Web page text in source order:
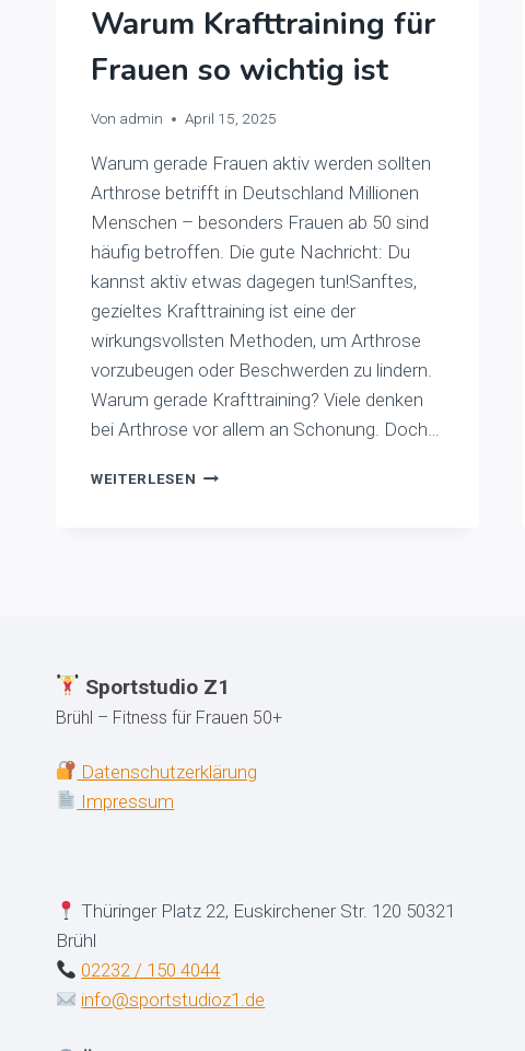
Warum Krafttraining für
Frauen so wichtig ist
Von admin April 15, 2025
Warum gerade Frauen aktiv werden sollten
Arthrose betrifft in Deutschland Millionen
Menschen – besonders Frauen ab 50 sind
häufig betroffen. Die gute Nachricht: Du
kannst aktiv etwas dagegen tun!Sanftes,
gezieltes Krafttraining ist eine der
wirkungsvollsten Methoden, um Arthrose
vorzubeugen oder Beschwerden zu lindern.
Warum gerade Krafttraining? Viele denken
bei Arthrose vor allem an Schonung. Doch…
WEITERLESEN AKTIV
WICHTIG
Sportstudio Z1
Brühl – Fitness für Frauen 50+
Datenschutzerklärung
Impressum
Thüringer Platz 22, Euskirchener Str. 120 50321
Brühl
02232 / 150 4044
info@sportstudioz1.de